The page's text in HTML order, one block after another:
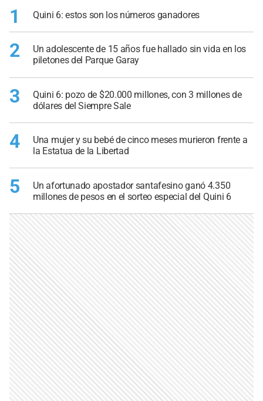
1 Quini 6: estos son los números ganadores
2
Un adolescente de 15 años fue hallado sin vida en los
piletones del Parque Garay
3
Quini 6: pozo de $20.000 millones, con 3 millones de
dólares del Siempre Sale
4
Una mujer y su bebé de cinco meses murieron frente a
la Estatua de la Libertad
5
Un afortunado apostador santafesino ganó 4.350
millones de pesos en el sorteo especial del Quini 6